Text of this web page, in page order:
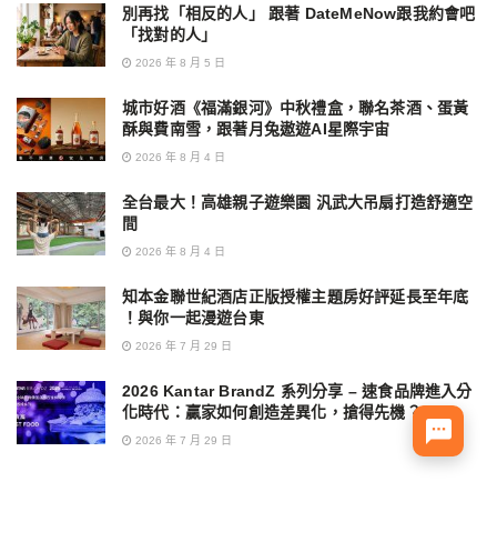
別再找「相反的人」 跟著 DateMeNow跟我約會吧
「找對的人」
2026 年 8 月 5 日
城市好酒《福滿銀河》中秋禮盒，聯名茶酒、蛋黃
酥與費南雪，跟著月兔遨遊AI星際宇宙
2026 年 8 月 4 日
全台最大！高雄親子遊樂園 汎武大吊扇打造舒適空
間
2026 年 8 月 4 日
知本金聯世紀酒店正版授權主題房好評延長至年底
！與你一起漫遊台東
2026 年 7 月 29 日
2026 Kantar BrandZ 系列分享 – 速食品牌進入分
化時代：贏家如何創造差異化，搶得先機？
2026 年 7 月 29 日